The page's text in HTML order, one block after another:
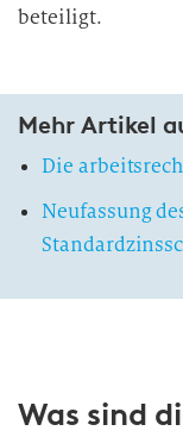
beteiligt.
Mehr Artikel
Die
Neufassung
Was sind